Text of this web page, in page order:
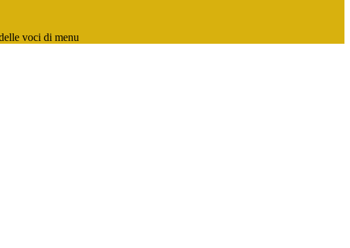
voci di menu